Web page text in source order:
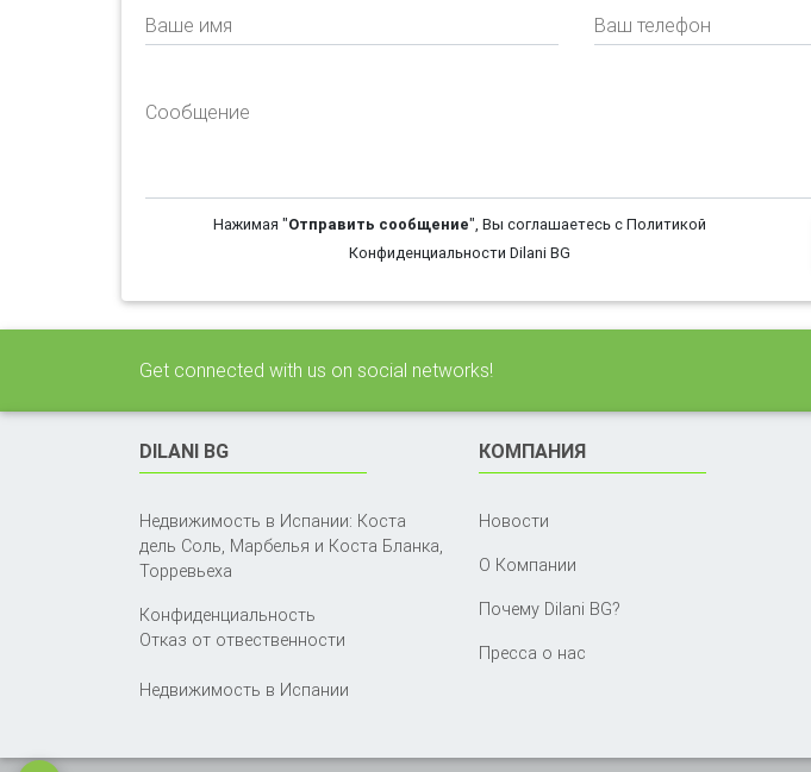
Ваше имя Ваш телефон
Сообщение
Нажимая "Отправить сообщение", Вы соглашаетесь с Политикой
Конфиденциальности Dilani BG
Get connected with us on social networks!
DILANI BG
Недвижимость в Испании: Коста
дель Соль, Марбелья и Коста Бланка,
Торревьеха
Конфиденциальность
Отказ от отвественности
Недвижимость в Испании
КОМПАНИЯ
Новости
О Компании
Почему Dilani BG?
Пресса о нас